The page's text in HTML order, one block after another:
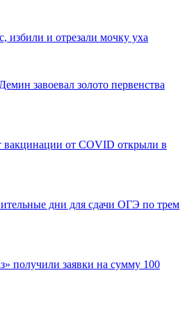
избили и отрезали мочку уха
завоевал золото первенства
от COVID открыли в
дни для сдачи ОГЭ по трем
получили заявки на сумму 100